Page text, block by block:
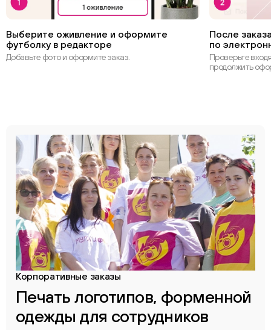
Выберите оживление и оформите
футболку в редакторе
Добавьте фото и оформите заказ.
После
по
Проверьте
продолжить
Корпоративные заказы
Печать логотипов, форменной
одежды для сотрудников